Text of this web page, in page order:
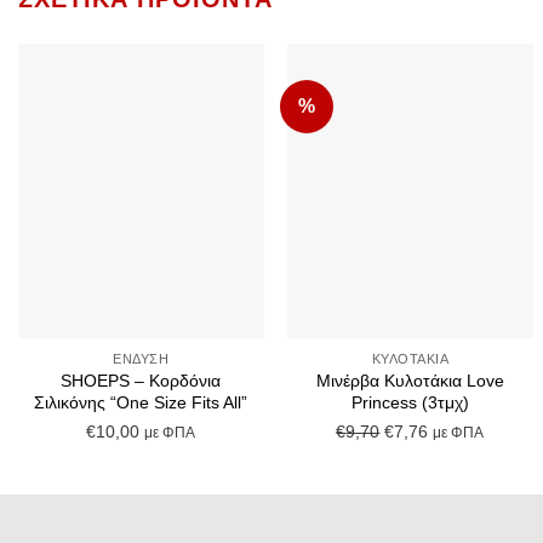
ΈΝΔΥΣΗ
SHOEPS – Κορδόνια
Σιλικόνης “One Size Fits All”
€10,00 με ΦΠΑ
%
ΚΥΛΟΤΆΚΙΑ
Μινέρβα Κυλοτάκια Love
Princess (3τμχ)
€9,70 Original
€7,76 Η
με ΦΠΑ